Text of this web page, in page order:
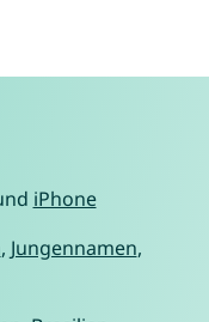
iPhone
, Jungennamen,